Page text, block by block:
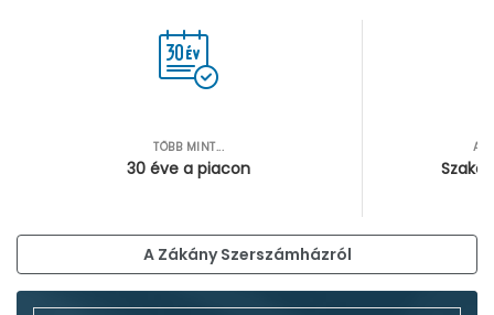
TÖBB MINT...
30 éve a piacon
A Zákány Szerszámházról